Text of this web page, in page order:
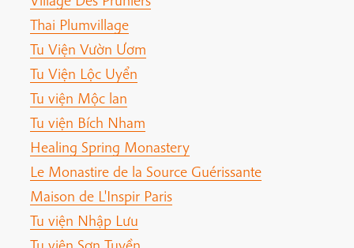
Thai Plumvillage
Tu Viện Vườn Ươm
Tu Viện Lộc Uyển
Tu viện Mộc lan
Tu viện Bích Nham
Healing Spring Monastery
Le Monastire de la Source Guérissante
Maison de L'Inspir Paris
Tu viện Nhập Lưu